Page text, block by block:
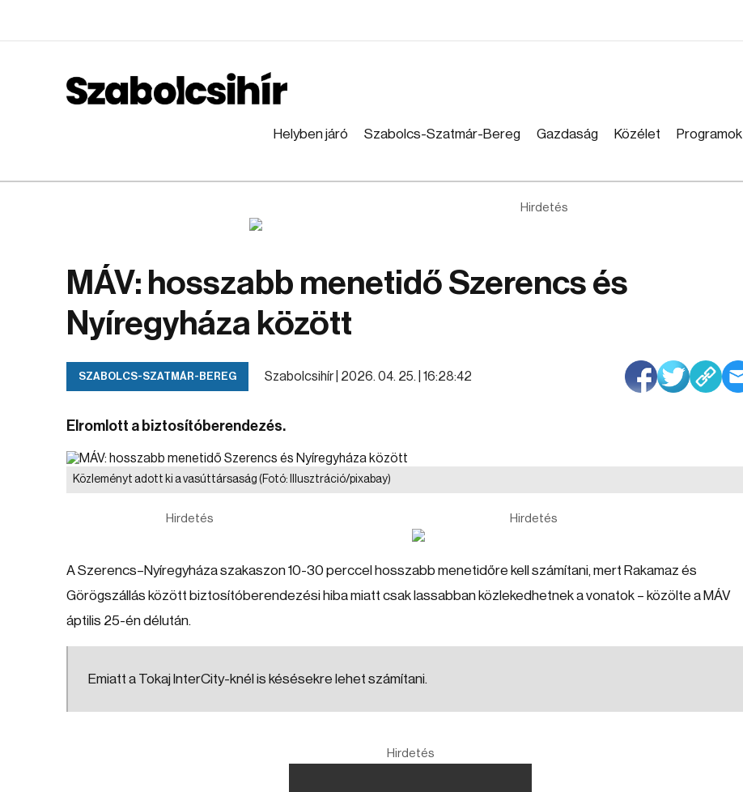
Helyben járó Szabolcs-Szatmár-Bereg Gazdaság Közélet Programok
Hirdetés
MÁV: hosszabb menetidő Szerencs és
Nyíregyháza között
SZABOLCS-SZATMÁR-BEREG Szabolcsihír | 2026. 04. 25. | 16:28:42
Elromlott a biztosítóberendezés.
Közleményt adott ki a vasúttársaság (Fotó: Illusztráció/pixabay)
Hirdetés Hirdetés
A Szerencs–Nyíregyháza szakaszon 10-30 perccel hosszabb menetidőre kell számítani, mert Rakamaz és
Görögszállás között biztosítóberendezési hiba miatt csak lassabban közlekedhetnek a vonatok – közölte a MÁV
áptilis 25-én délután.
Emiatt a Tokaj InterCity-knél is késésekre lehet számítani.
Hirdetés